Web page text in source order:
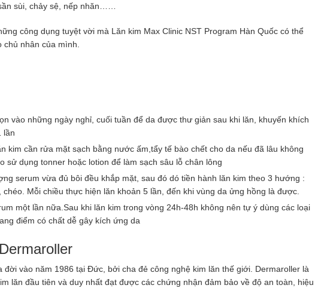
sùi, chảy sệ, nếp nhăn……
công dụng tuyệt vời mà Lăn kim Max Clinic NST Program Hàn Quốc có thể
chủ nhân của mình.
vào những ngày nghỉ, cuối tuần để da được thư giản sau khi lăn, khuyến khích
lần
kim cần rửa mặt sạch bằng nước ấm,tẩy tế bào chết cho da nếu đã lâu không
sử dụng tonner hoặc lotion để làm sạch sâu lỗ chân lông
serum vừa đủ bôi đều khắp mặt, sau đó dó tiền hành lăn kim theo 3 hướng :
chéo. Mỗi chiều thực hiện lăn khoản 5 lần, đến khi vùng da ửng hồng là được.
một lần nữa.Sau khi lăn kim trong vòng 24h-48h không nên tự ý dùng các loại
điểm có chất dễ gây kích ứng da
đời vào năm 1986 tại Đức, bởi cha đẻ công nghệ kim lăn thế giới. Dermaroller là
lăn đầu tiên và duy nhất đạt được các chứng nhận đảm bảo về độ an toàn, hiệu